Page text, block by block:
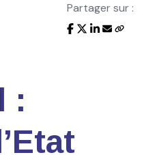
Partager sur :
: